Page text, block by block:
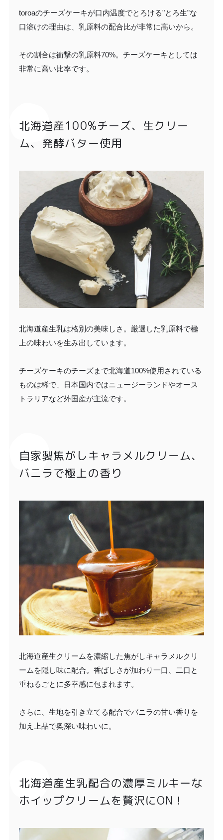
toroaのチーズケーキが口内温度でとろける"とろ生”な
口溶けの理由は、乳原料の配合比が非常に高いから。
その割合は衝撃の乳原料70%。チーズケーキとしては
非常に高い比率です。
北海道産100%チーズ、生クリー
ム、発酵バター使用
北海道産生乳は格別の美味しさ。厳選した乳原料で極
上の味わいを生み出しています。
チーズケーキのチーズまで北海道100%使用されている
ものは稀で、日本国内ではニュージーランドやオース
トラリアなど外国産が主流です。
自家製焦がしキャラメルクリーム、
バニラで極上の香り
北海道産生クリームを濃縮した焦がしキャラメルクリ
ームを隠し味に配合。香ばしさが加わり一口、二口と
重ねるごとに多幸感に包まれます。
さらに、生地を引き立てる配合でバニラの甘い香りを
加え上品で奥深い味わいに。
北海道産生乳配合の濃厚ミルキーな
ホイップクリームを贅沢にON！